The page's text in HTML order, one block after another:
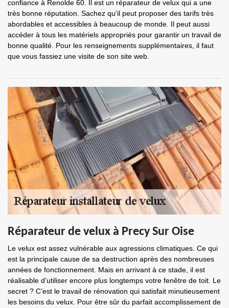
confiance à Renolde 60. Il est un réparateur de velux qui a une
très bonne réputation. Sachez qu'il peut proposer des tarifs très
abordables et accessibles à beaucoup de monde. Il peut aussi
accéder à tous les matériels appropriés pour garantir un travail de
bonne qualité. Pour les renseignements supplémentaires, il faut
que vous fassiez une visite de son site web.
Réparateur de velux à Precy Sur Oise
Le velux est assez vulnérable aux agressions climatiques. Ce qui
est la principale cause de sa destruction après des nombreuses
années de fonctionnement. Mais en arrivant à ce stade, il est
réalisable d’utiliser encore plus longtemps votre fenêtre de toit. Le
secret ? C’est le travail de rénovation qui satisfait minutieusement
les besoins du velux. Pour être sûr du parfait accomplissement de